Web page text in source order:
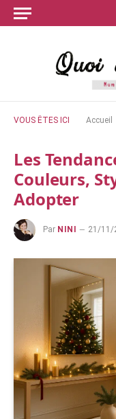
VOUS ÊTES ICI Accueil
Les
Couleurs,
Adopter
Par NINI 21/11/